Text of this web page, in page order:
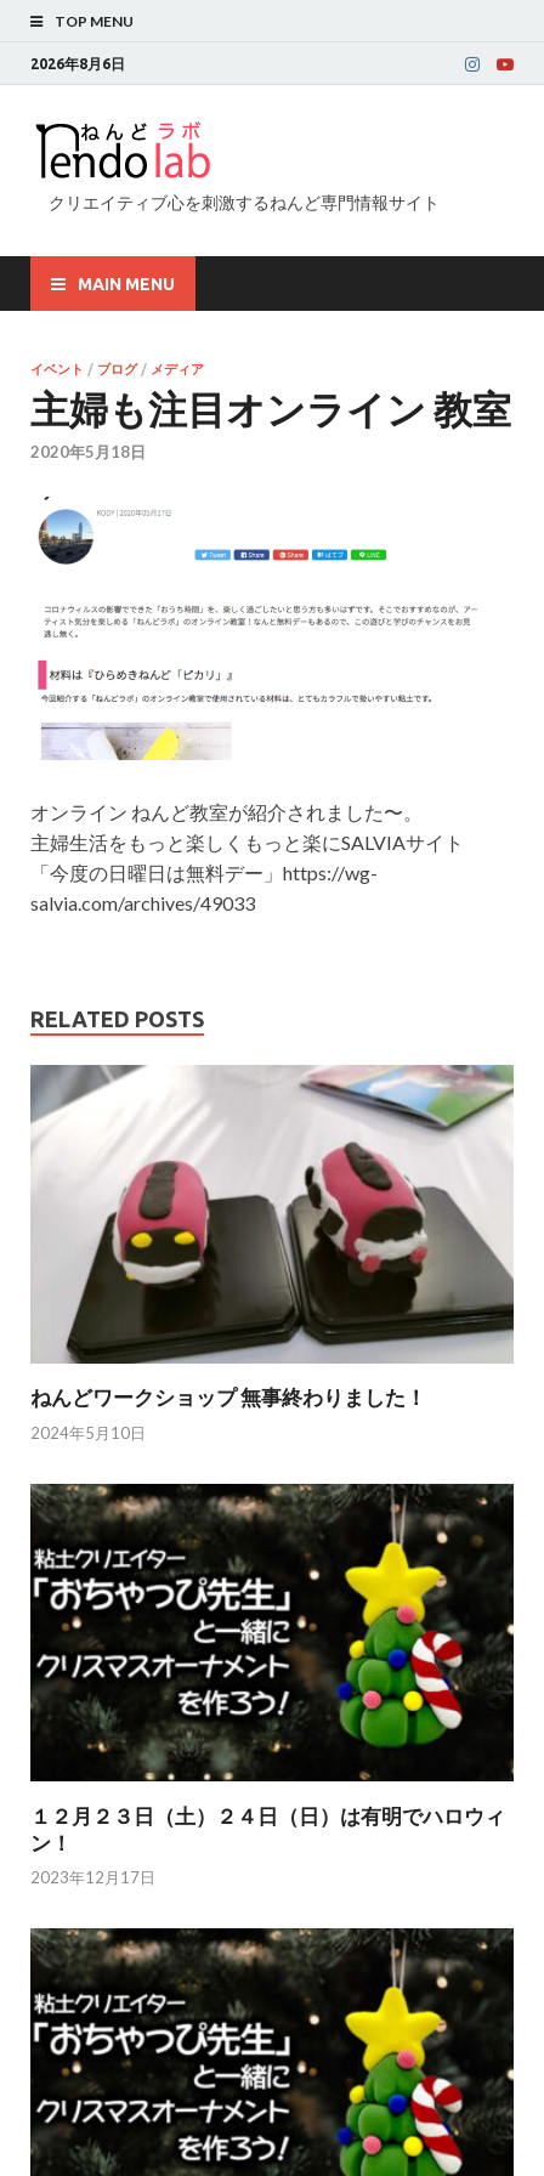
TOP MENU
2026年8月6日
クリエイティブ心を刺激するねんど専門情報サイト
MAIN MENU
イベント / ブログ/ メディア
主婦も注目オンライン 教室
2020年5月18日
オンライン ねんど教室が紹介されました〜。
主婦生活をもっと楽しくもっと楽にSALVIAサイト
「今度の日曜日は無料デー」https://wg-
salvia.com/archives/49033
RELATED POSTS
ねんどワークショップ 無事終わりました！
2024年5月10日
１２月２３日（土）２４日（日）は有明でハロウィ
ン！
2023年12月17日